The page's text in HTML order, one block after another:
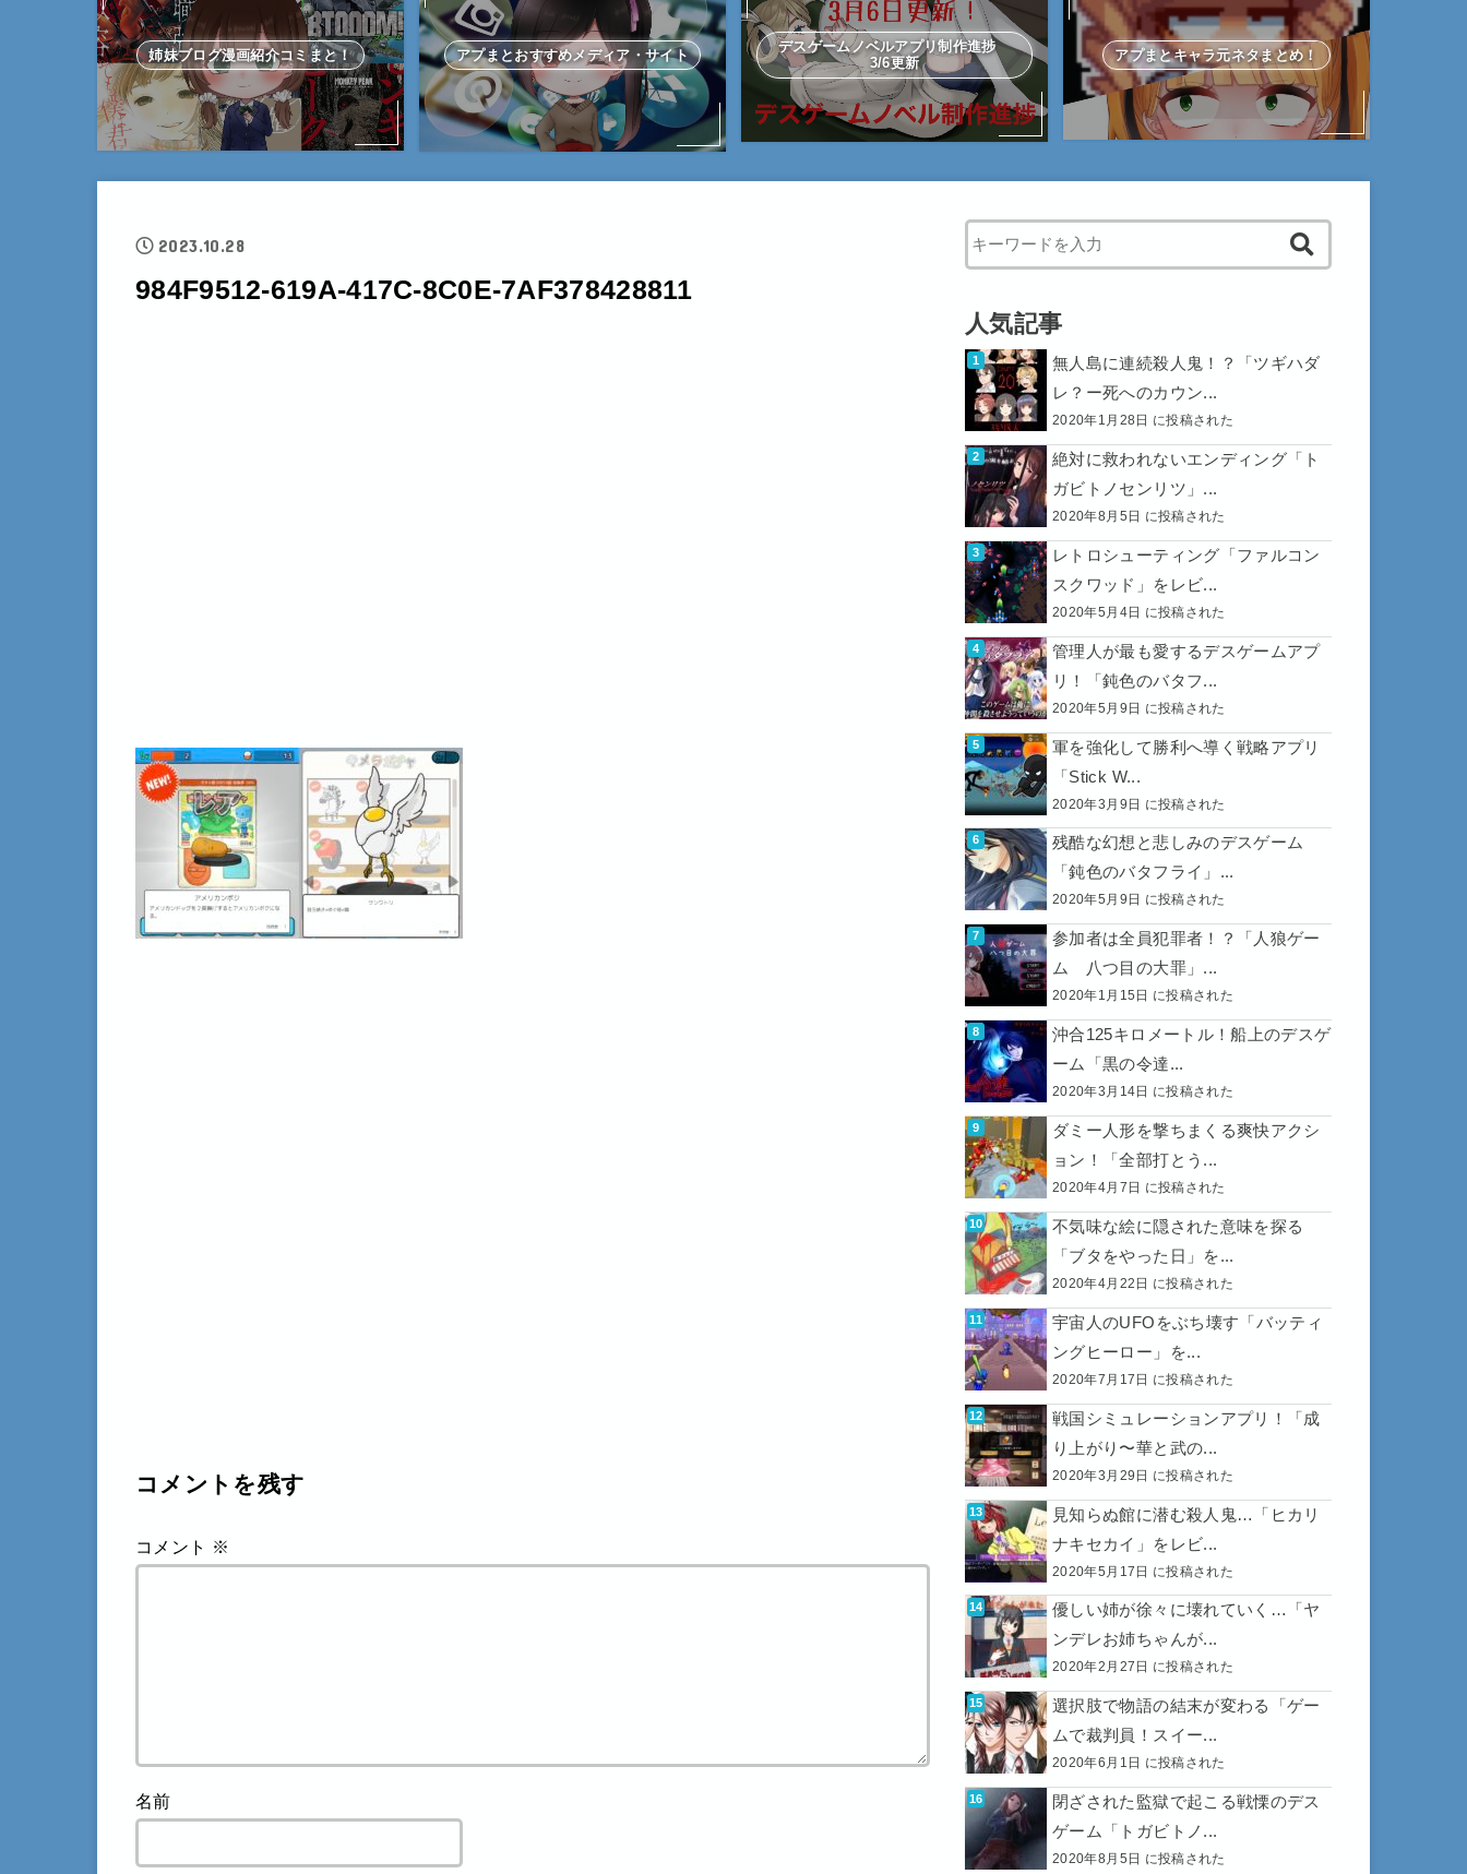
姉妹ブログ漫画紹介コミまと！ アプまとおすすめメディア・サイト
デスゲームノベルアプリ制作進捗
3/6更新
アプまとキャラ元ネタまとめ！
2023.10.28
984F9512-619A-417C-8C0E-7AF378428811
コメントを残す
コメント ※
名前
When autocomplete results are available use up and down
人気記事
無人島に連続殺人鬼！？「ツギハダ
レ？ー死へのカウン...
2020年1月28日 に投稿された
絶対に救われないエンディング「ト
ガビトノセンリツ」...
2020年8月5日 に投稿された
レトロシューティング「ファルコン
スクワッド」をレビ...
2020年5月4日 に投稿された
管理人が最も愛するデスゲームアプ
リ！「鈍色のバタフ...
2020年5月9日 に投稿された
軍を強化して勝利へ導く戦略アプリ
「Stick W...
2020年3月9日 に投稿された
残酷な幻想と悲しみのデスゲーム
「鈍色のバタフライ」...
2020年5月9日 に投稿された
参加者は全員犯罪者！？「人狼ゲー
ム 八つ目の大罪」...
2020年1月15日 に投稿された
沖合125キロメートル！船上のデスゲ
ーム「黒の令達...
2020年3月14日 に投稿された
ダミー人形を撃ちまくる爽快アクシ
ョン！「全部打とう...
2020年4月7日 に投稿された
不気味な絵に隠された意味を探る
「ブタをやった日」を...
2020年4月22日 に投稿された
宇宙人のUFOをぶち壊す「バッティ
ングヒーロー」を...
2020年7月17日 に投稿された
戦国シミュレーションアプリ！「成
り上がり〜華と武の...
2020年3月29日 に投稿された
見知らぬ館に潜む殺人鬼…「ヒカリ
ナキセカイ」をレビ...
2020年5月17日 に投稿された
優しい姉が徐々に壊れていく…「ヤ
ンデレお姉ちゃんが...
2020年2月27日 に投稿された
選択肢で物語の結末が変わる「ゲー
ムで裁判員！スイー...
2020年6月1日 に投稿された
閉ざされた監獄で起こる戦慄のデス
ゲーム「トガビトノ...
2020年8月5日 に投稿された